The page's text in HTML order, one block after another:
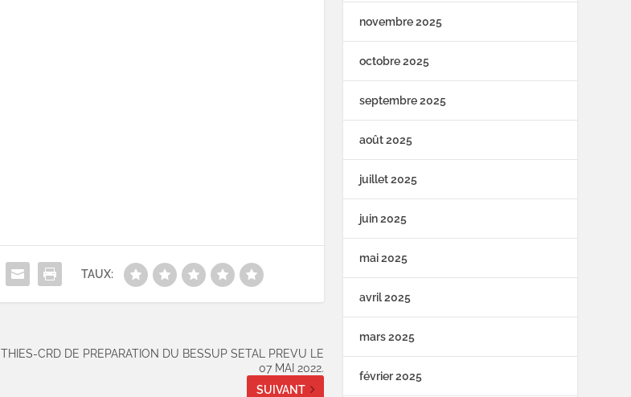
TAUX:
THIES-CRD DE PREPARATION DU BESSUP SETAL PREVU LE
07 MAI 2022.
SUIVANT
novembre 2025
octobre 2025
septembre 2025
août 2025
juillet 2025
juin 2025
mai 2025
avril 2025
mars 2025
février 2025